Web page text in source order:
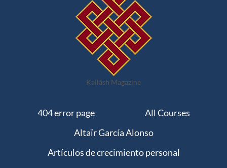
Kailãsh Magazine
404 error page
All Courses
Altaïr García Alonso
Artículos de crecimiento personal